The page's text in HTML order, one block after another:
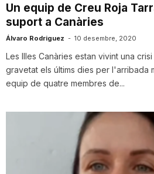
r
r
Un equip de Creu Roja
suport a Canàries
Álvaro Rodriguez - 10 desembre, 2020
Les Illes Canàries estan vivint una
gravetat els últims dies per l'arribada
equip de quatre membres de...